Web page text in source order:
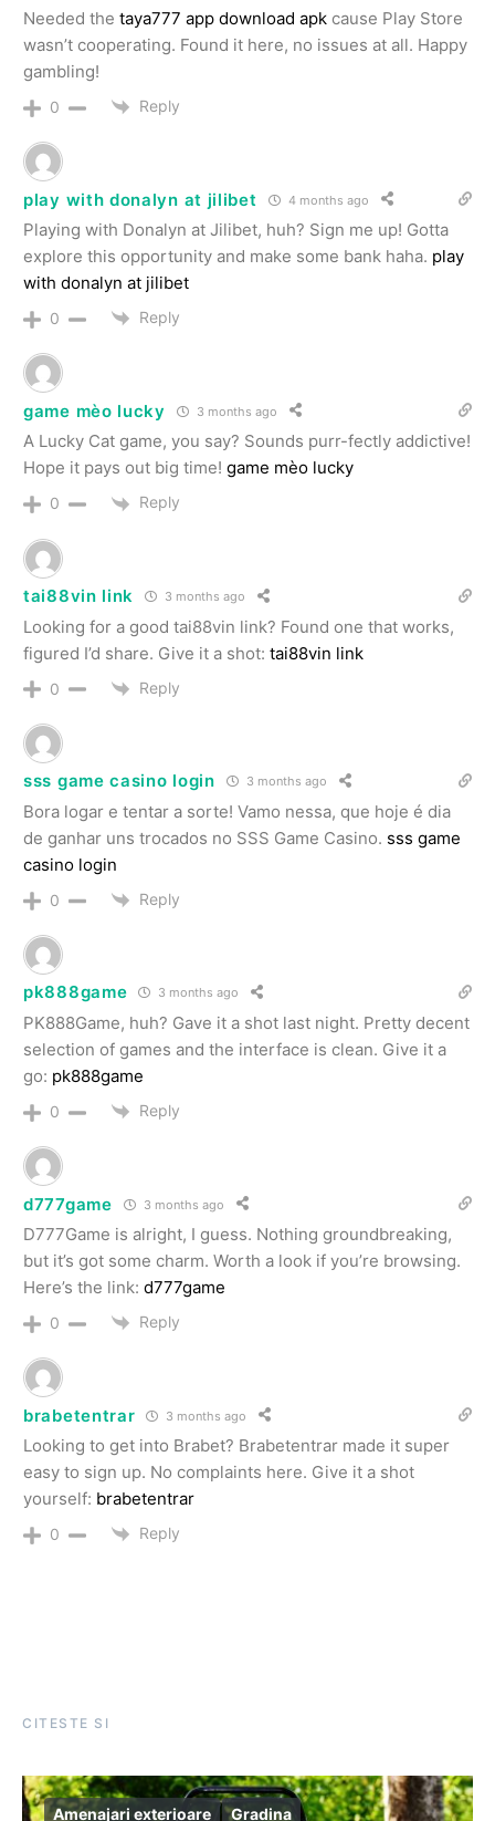
Needed the taya777 app download apk cause Play Store
wasn’t cooperating. Found it here, no issues at all. Happy
gambling!
0 Reply
play with donalyn at jilibet 4 months ago
Playing with Donalyn at Jilibet, huh? Sign me up! Gotta
explore this opportunity and make some bank haha. play
with donalyn at jilibet
0 Reply
game mèo lucky 3 months ago
A Lucky Cat game, you say? Sounds purr-fectly addictive!
Hope it pays out big time! game mèo lucky
0 Reply
tai88vin link 3 months ago
Looking for a good tai88vin link? Found one that works,
figured I’d share. Give it a shot: tai88vin link
0 Reply
sss game casino login 3 months ago
Bora logar e tentar a sorte! Vamo nessa, que hoje é dia
de ganhar uns trocados no SSS Game Casino. sss game
casino login
0 Reply
pk888game 3 months ago
PK888Game, huh? Gave it a shot last night. Pretty decent
selection of games and the interface is clean. Give it a
go: pk888game
0 Reply
d777game 3 months ago
D777Game is alright, I guess. Nothing groundbreaking,
but it’s got some charm. Worth a look if you’re browsing.
Here’s the link: d777game
0 Reply
brabetentrar 3 months ago
Looking to get into Brabet? Brabetentrar made it super
easy to sign up. No complaints here. Give it a shot
yourself: brabetentrar
0 Reply
CITESTE SI
Amenajari exterioare Gradina